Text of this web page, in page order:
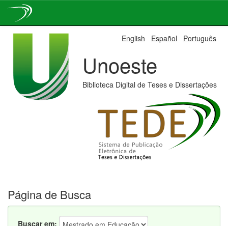
English Español Português
Unoeste
Biblioteca Digital de Teses e Dissertações
Página de Busca
Buscar em: